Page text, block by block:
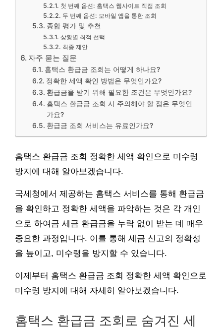
첫 번째 옵션: 홈택스 웹사이트 직접 조회
두 번째 옵션: 모바일 앱을 통한 조회
종합 평가 및 추천
상황별 최적 선택
최종 제안
자주 묻는 질문
홈택스 환급금 조회는 어떻게 하나요?
정확한 세액 확인 방법은 무엇인가요?
환급금을 받기 위해 필요한 조건은 무엇인가요?
홈택스 환급금 조회 시 주의해야 할 점은 무엇인
가요?
환급금 조회 서비스는 유료인가요?
홈택스 환급금 조회 정확한 세액 확인으로 미수령
방지에 대해 알아보겠습니다.
국세청에서 제공하는 홈택스 서비스를 통해 환급금
을 확인하고 정확한 세액을 파악하는 것은 각 개인
으로 하여금 세금 환급금을 누락 없이 받는 데 매우
중요한 과정입니다. 이를 통해 세금 신고의 정확성
을 높이고, 미수령을 방지할 수 있습니다.
이제부터 홈택스 환급금 조회 정확한 세액 확인으로
미수령 방지에 대해 자세히 알아보겠습니다.
홈택스 환급금 조회로 숨겨진 세